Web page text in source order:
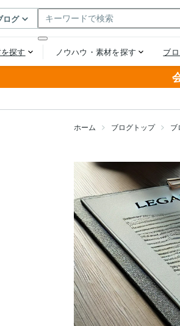
ホーム ブログトップ ブ